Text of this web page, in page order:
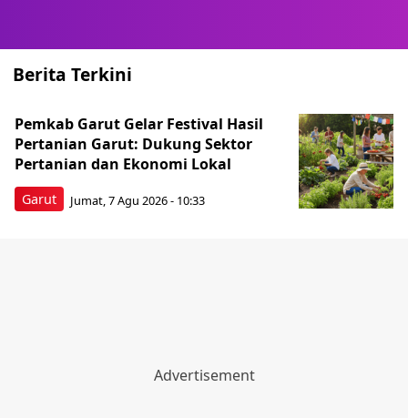
Berita Terkini
Garut
Pemkab Garut Gelar Festival Hasil
Pertanian Garut: Dukung Sektor
Pertanian dan Ekonomi Lokal
Jumat, 7 Agu 2026 - 10:33